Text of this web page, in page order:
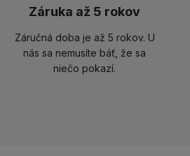
Záruka až 5 rokov
Záručná doba je až 5 rokov. U
nás sa nemusíte báť, že sa
niečo pokazí.